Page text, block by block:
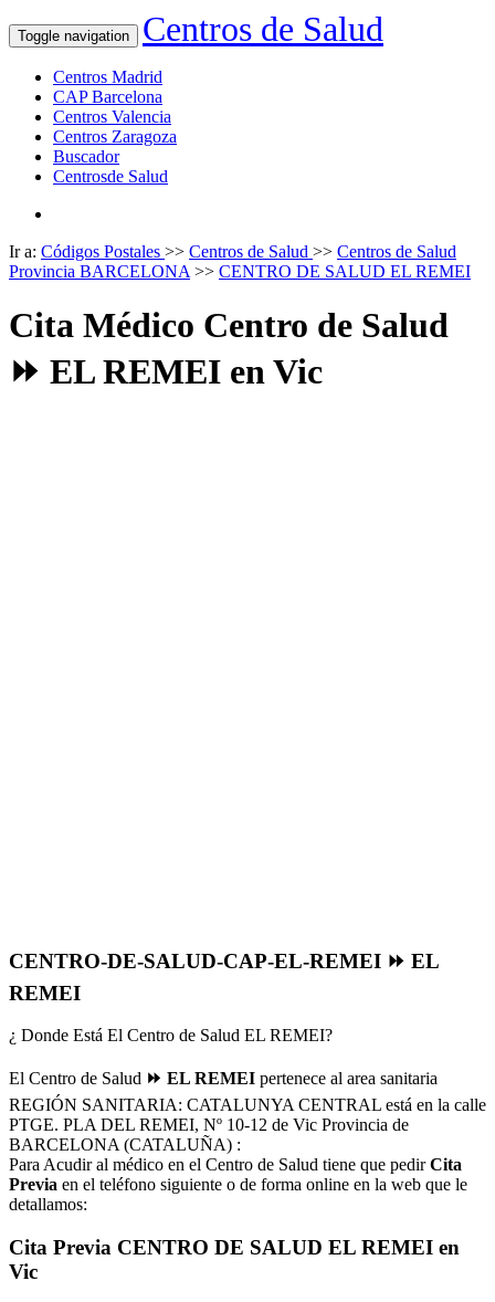
Toggle navigation Centros de Salud
Centros Madrid
CAP Barcelona
Centros Valencia
Centros Zaragoza
Buscador
Centrosde Salud
Ir a: Códigos Postales >> Centros de Salud >> Centros de Salud
Provincia BARCELONA >> CENTRO DE SALUD EL REMEI
Cita Médico Centro de Salud
⏩ EL REMEI en Vic
CENTRO-DE-SALUD-CAP-EL-REMEI ⏩ EL
REMEI
¿ Donde Está El Centro de Salud EL REMEI?
El Centro de Salud ⏩ EL REMEI pertenece al area sanitaria
REGIÓN SANITARIA: CATALUNYA CENTRAL está en la calle
PTGE. PLA DEL REMEI, Nº 10-12 de Vic Provincia de
BARCELONA (CATALUÑA) :
Para Acudir al médico en el Centro de Salud tiene que pedirCita
Previa en el teléfono siguiente o de forma online en la web que le
detallamos:
Cita Previa CENTRO DE SALUD EL REMEI en
Vic